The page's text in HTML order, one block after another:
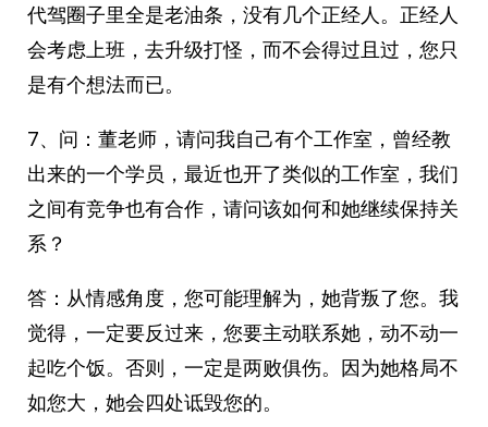
代驾圈子里全是老油条，没有几个正经人。正经人
会考虑上班，去升级打怪，而不会得过且过，您只
是有个想法而已。
7、问：董老师，请问我自己有个工作室，曾经教
出来的一个学员，最近也开了类似的工作室，我们
之间有竞争也有合作，请问该如何和她继续保持关
系？
答：从情感角度，您可能理解为，她背叛了您。我
觉得，一定要反过来，您要主动联系她，动不动一
起吃个饭。否则，一定是两败俱伤。因为她格局不
如您大，她会四处诋毁您的。